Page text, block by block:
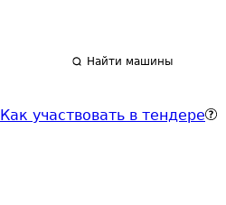
Найти машины
Как участвовать в тендере